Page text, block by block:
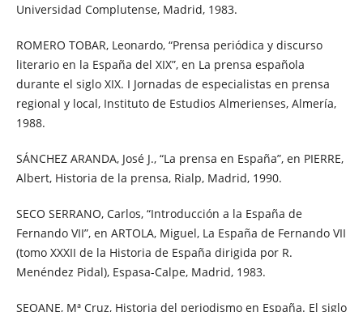
Universidad Complutense, Madrid, 1983.
ROMERO TOBAR, Leonardo, “Prensa periódica y discurso
literario en la España del XIX”, en La prensa española
durante el siglo XIX. I Jornadas de especialistas en prensa
regional y local, Instituto de Estudios Almerienses, Almería,
1988.
SÁNCHEZ ARANDA, José J., “La prensa en España”, en PIERRE,
Albert, Historia de la prensa, Rialp, Madrid, 1990.
SECO SERRANO, Carlos, “Introducción a la España de
Fernando VII”, en ARTOLA, Miguel, La España de Fernando VII
(tomo XXXII de la Historia de España dirigida por R.
Menéndez Pidal), Espasa-Calpe, Madrid, 1983.
SEOANE, Mª Cruz, Historia del periodismo en España. El siglo